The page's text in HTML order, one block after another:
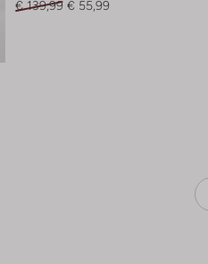
€ 139,99 € 55,99